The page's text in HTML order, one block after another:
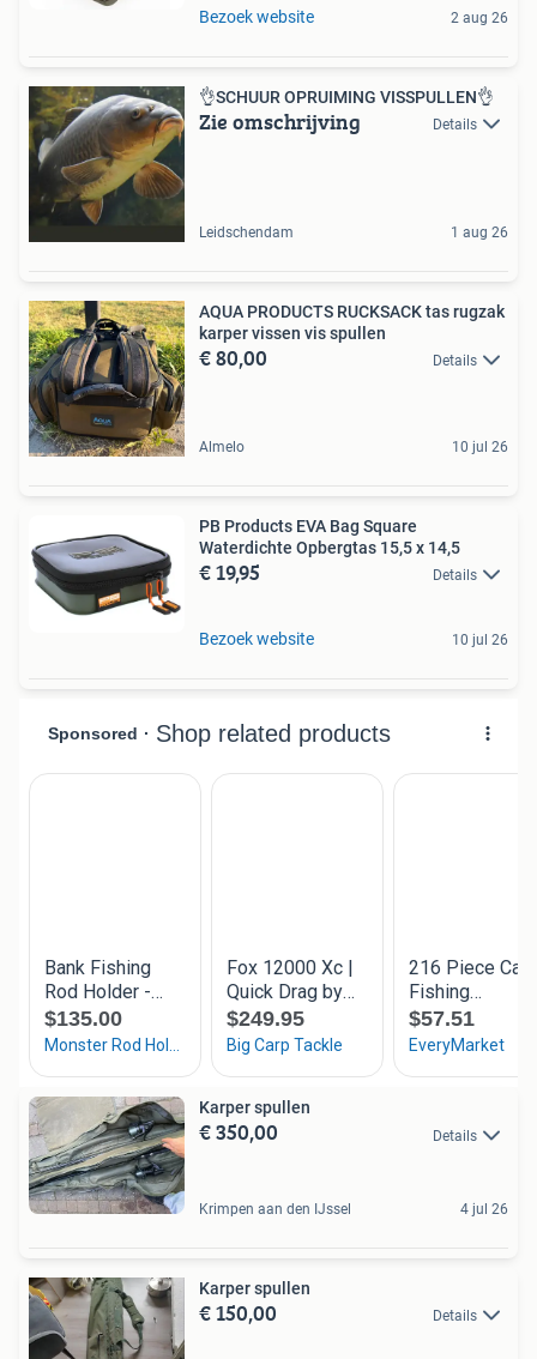
Bezoek website 2 aug 26
👌SCHUUR OPRUIMING VISSPULLEN👌
Zie omschrijving Details
Leidschendam 1 aug 26
AQUA PRODUCTS RUCKSACK tas rugzak
karper vissen vis spullen
€ 80,00 Details
Almelo 10 jul 26
PB Products EVA Bag Square
Waterdichte Opbergtas 15,5 x 14,5
€ 19,95 Details
Bezoek website 10 jul 26
Karper spullen
€ 350,00 Details
Krimpen aan den IJssel 4 jul 26
Karper spullen
€ 150,00 Details